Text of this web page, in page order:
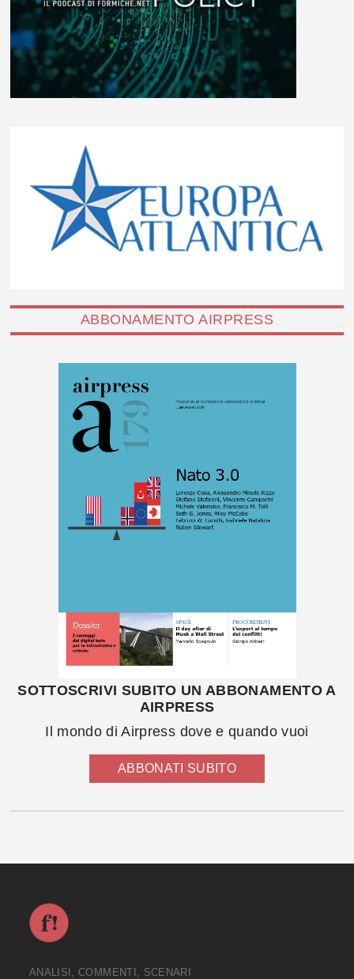
ABBONAMENTO AIRPRESS
SOTTOSCRIVI SUBITO UN ABBONAMENTO A
AIRPRESS
Il mondo di Airpress dove e quando vuoi
ABBONATI SUBITO
ANALISI, COMMENTI, SCENARI